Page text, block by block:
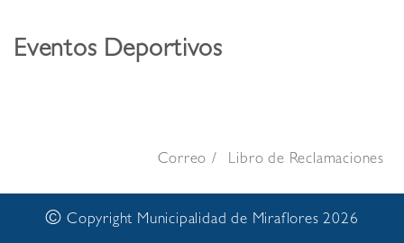
Eventos Deportivos
Correo Libro de Reclamaciones
© Copyright Municipalidad de Miraflores 2026